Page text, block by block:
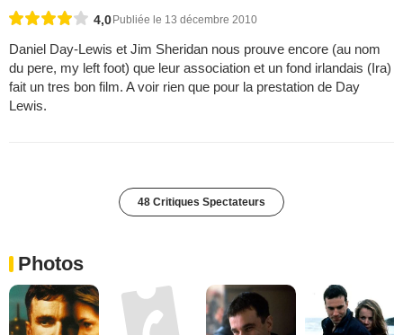
4,0 Publiée le 13 décembre 2010
Daniel Day-Lewis et Jim Sheridan nous prouve encore (au nom
du pere, my left foot) que leur association et un fond irlandais (Ira)
fait un tres bon film. A voir rien que pour la prestation de Day
Lewis.
48 Critiques Spectateurs
Photos